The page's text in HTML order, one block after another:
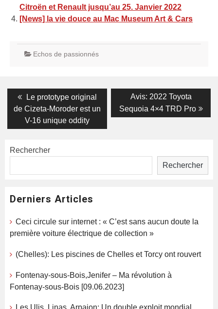
Citroën et Renault jusqu’au 25. Janvier 2022
[News] la vie douce au Mac Museum Art & Cars
Echos de passionnés
Navigation
de
l’article
Previous
post:
Le prototype original
de Cizeta-Moroder est un
V-16 unique oddity
Next
post:
Avis: 2022 Toyota
Sequoia 4×4 TRD Pro
Rechercher
Rechercher
Derniers Articles
Ceci circule sur internet : « C’est sans aucun doute la
première voiture électrique de collection »
(Chelles): Les piscines de Chelles et Torcy ont rouvert
Fontenay-sous-Bois,Jenifer – Ma révolution à
Fontenay-sous-Bois [09.06.2023]